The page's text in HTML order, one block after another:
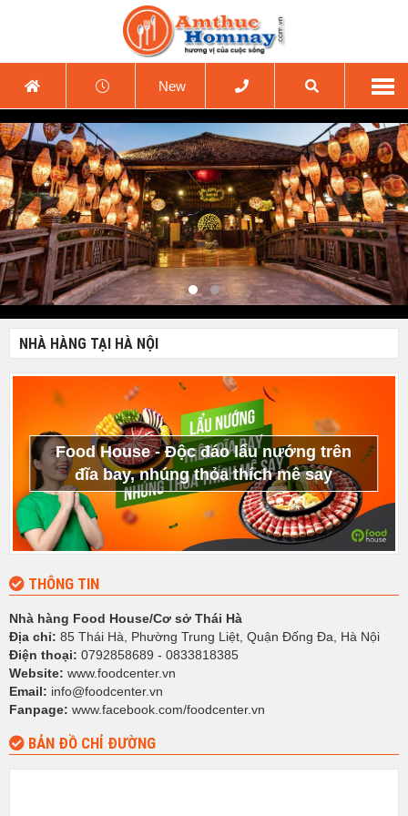
New
NHÀ HÀNG TẠI HÀ NỘI
Food House - Độc đáo lẩu nướng trên
đĩa bay, nhúng thỏa thích mê say
THÔNG TIN
Nhà hàng Food House/Cơ sở Thái Hà
Địa chỉ: 85 Thái Hà, Phường Trung Liệt, Quận Đống Đa, Hà Nội
Điện thoại: 0792858689 - 0833818385
Website: www.foodcenter.vn
Email: info@foodcenter.vn
Fanpage: www.facebook.com/foodcenter.vn
BẢN ĐỒ CHỈ ĐƯỜNG